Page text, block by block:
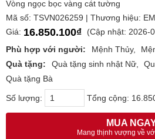
Vòng ngọc bọc vàng cát tường
Mã số: TSVN026259 | Thương hiệu:
Giá: 16.850.100₫
(Cập nhật: 2026-
Phù hợp với người:
Mệnh Thủy
Quà tặng:
Quà tặng sinh nhật Nữ
Quà tặng Bà
Số lượng: Tổng cộng:
MUA
Mang thịnh vượng về